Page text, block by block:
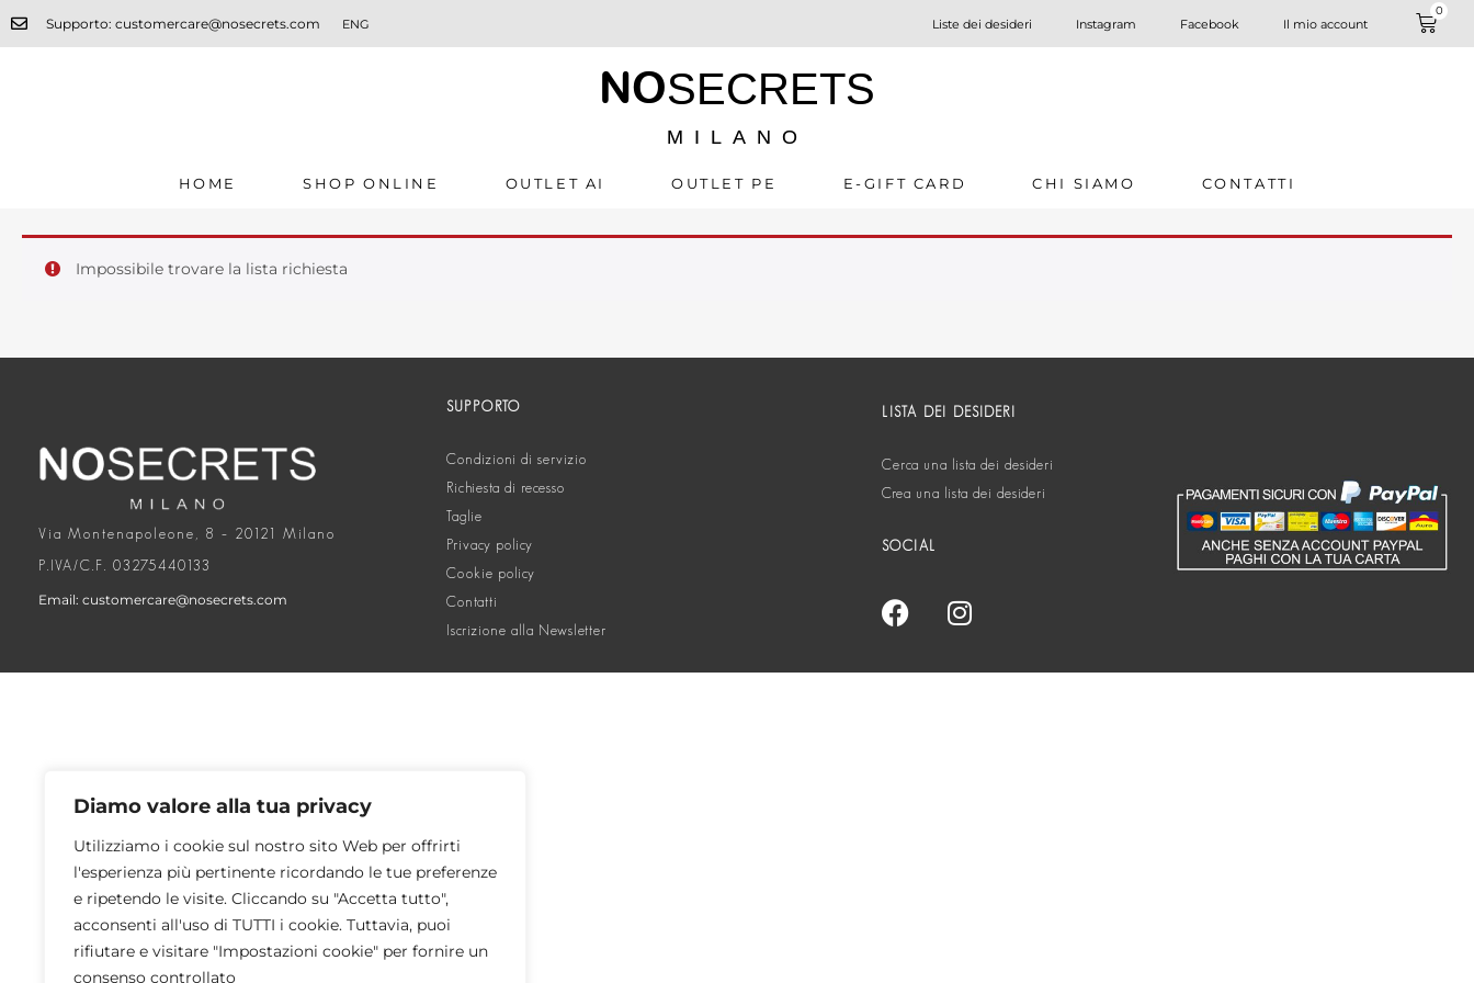
Diamo valore alla tua privacy
Utilizziamo i cookie sul nostro sito Web per offrirti
l'esperienza più pertinente ricordando le tue preferenze
e ripetendo le visite. Cliccando su "Accetta tutto",
acconsenti all'uso di TUTTI i cookie. Tuttavia, puoi
rifiutare e visitare "Impostazioni cookie" per fornire un
consenso controllato
Supporto: customercare@nosecrets.com ENG Liste dei desideri Instagram Facebook Il mio account
0
NOSECRETS
MILANO
HOME SHOP ONLINE OUTLET AI OUTLET PE E-GIFT CARD CHI SIAMO CONTATTI
Impossibile trovare la lista richiesta
Via Montenapoleone, 8 – 20121 Milano
P.IVA/C.F. 03275440133
Email: customercare@nosecrets.com
SUPPORTO
Condizioni di servizio
Richiesta di recesso
Taglie
Privacy policy
Cookie policy
Contatti
Iscrizione alla Newsletter
LISTA DEI DESIDERI
Cerca una lista dei desideri
Crea una lista dei desideri
SOCIAL